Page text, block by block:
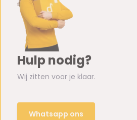
Hulp nodig?
Wij zitten voor je klaar.
Whatsapp ons